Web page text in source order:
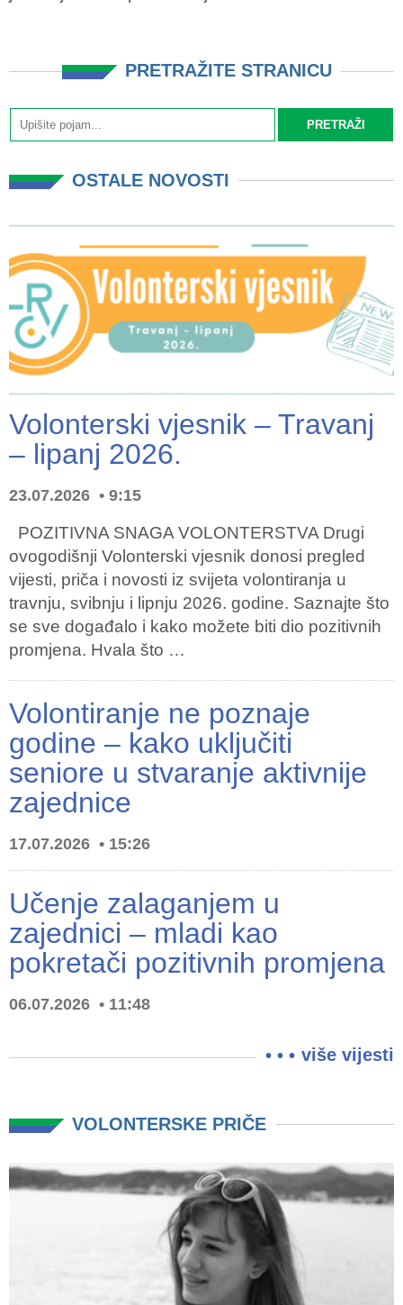
PRETRAŽITE STRANICU
OSTALE NOVOSTI
Volonterski vjesnik – Travanj
– lipanj 2026.
23.07.2026 9:15
POZITIVNA SNAGA VOLONTERSTVA Drugi
ovogodišnji Volonterski vjesnik donosi pregled
vijesti, priča i novosti iz svijeta volontiranja u
travnju, svibnju i lipnju 2026. godine. Saznajte što
se sve događalo i kako možete biti dio pozitivnih
promjena. Hvala što …
Volontiranje ne poznaje
godine – kako uključiti
seniore u stvaranje aktivnije
zajednice
17.07.2026 15:26
Učenje zalaganjem u
zajednici – mladi kao
pokretači pozitivnih promjena
06.07.2026 11:48
više vijesti
VOLONTERSKE PRIČE